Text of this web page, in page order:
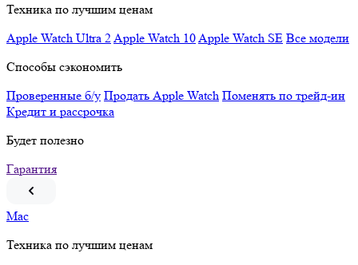
Техника по лучшим ценам
Apple Watch Ultra 2Apple Watch 10Apple Watch SE Все модели
Способы сэкономить
Проверенные б/у Продать Apple Watch Поменять по трейд-ин
Кредит и рассрочка
Будет полезно
Гарантия
Mac
Техника по лучшим ценам